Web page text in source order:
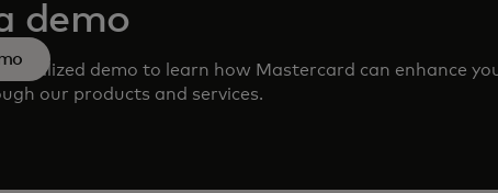
demo
demo to learn how Mastercard can enhance
our products and services.